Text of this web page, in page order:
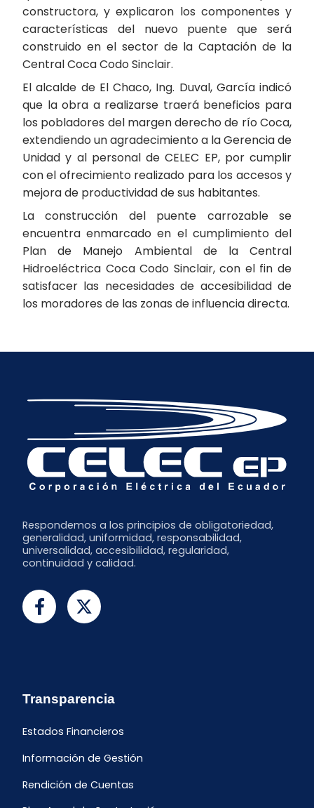
constructora, y explicaron los componentes y
características del nuevo puente que será
construido en el sector de la Captación de la
Central Coca Codo Sinclair.
El alcalde de El Chaco, Ing. Duval, García indicó
que la obra a realizarse traerá beneficios para
los pobladores del margen derecho de río Coca,
extendiendo un agradecimiento a la Gerencia de
Unidad y al personal de CELEC EP, por cumplir
con el ofrecimiento realizado para los accesos y
mejora de productividad de sus habitantes.
La construcción del puente carrozable se
encuentra enmarcado en el cumplimiento del
Plan de Manejo Ambiental de la Central
Hidroeléctrica Coca Codo Sinclair, con el fin de
satisfacer las necesidades de accesibilidad de
los moradores de las zonas de influencia directa.
Respondemos a los principios de obligatoriedad,
generalidad, uniformidad, responsabilidad,
universalidad, accesibilidad, regularidad,
continuidad y calidad.
Transparencia
Estados Financieros
Información de Gestión
Rendición de Cuentas